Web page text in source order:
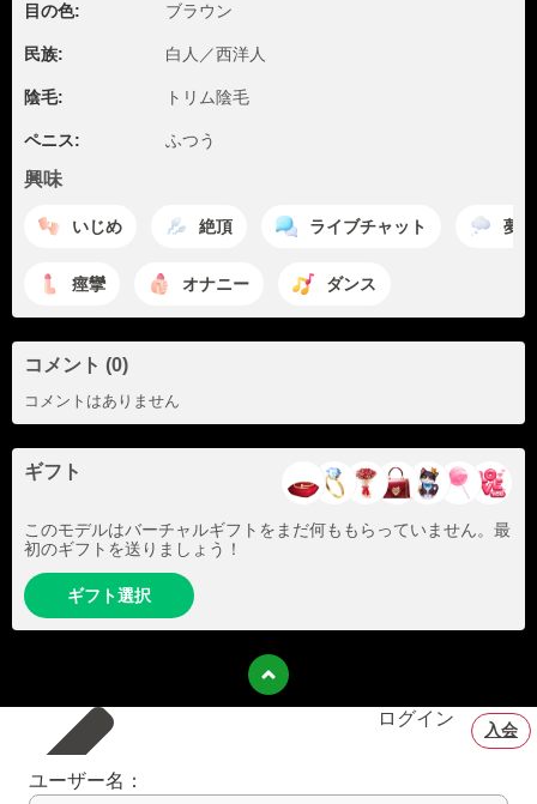
目の色: ブラウン
民族: 白人／西洋人
陰毛: トリム陰毛
ペニス: ふつう
興味
いじめ 絶頂 ライブチャット 夢
痙攣 オナニー ダンス
コメント (0)
コメントはありません
ギフト
このモデルはバーチャルギフトをまだ何ももらっていません。最
初のギフトを送りましょう！
ギフト選択
ログイン
入会
ユーザー名：